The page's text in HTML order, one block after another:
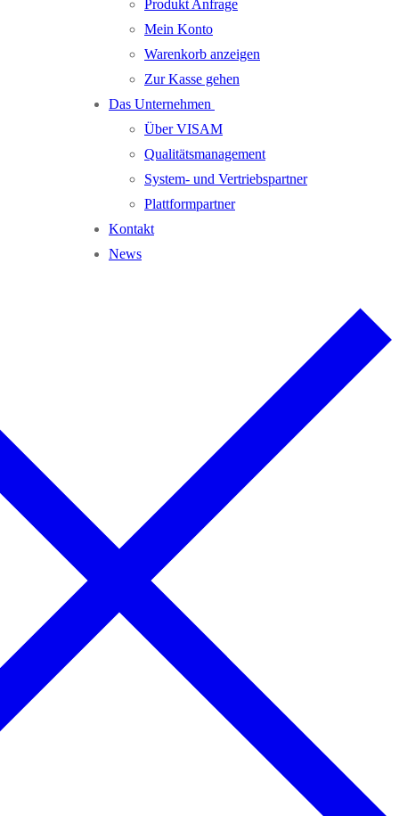
Produkt Anfrage
Mein Konto
Warenkorb anzeigen
Zur Kasse gehen
Das Unternehmen
Über VISAM
Qualitätsmanagement
System- und Vertriebspartner
Plattformpartner
Kontakt
News